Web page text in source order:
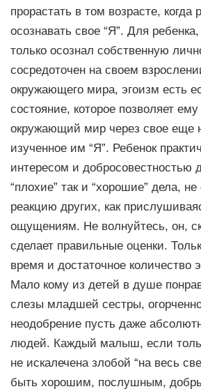
прорастать в том возрасте, когда
осознавать свое “Я”. Для
только осознал собственную
сосредоточен на своем
окружающего мира, эгоизм есть
состояние, которое позволяет
окружающий мир через свое еще
изученное им “Я”. Ребенок
интересом и добросовестностью
“плохие” так и “хорошие” дела,
реакцию других, как
ощущениям. Не волнуйтесь, он,
сделает правильные оценки.
время и достаточное количество
Мало кому из детей в душе
слезы младшей сестры,
неодобрение пусть даже
людей. Каждый малыш, если
не искалечена злобой “на весь
быть хорошим, послушным,